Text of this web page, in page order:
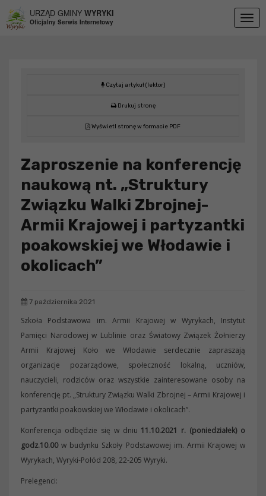
URZĄD GMINY WYRYKI
Oficjalny Serwis Internetowy
Czytaj artykuł (lektor)
Drukuj stronę
Wyświetl stronę w formacie PDF
Zaproszenie na konferencję
naukową nt. „Struktury
Związku Walki Zbrojnej-
Armii Krajowej i partyzantki
poakowskiej we Włodawie i
okolicach”
7 października 2021
Szkoła Podstawowa im. Armii Krajowej w Wyrykach, Instytut
Pamięci Narodowej w Lublinie oraz Światowy Związek Żołnierzy
Armii Krajowej Koło we Włodawie serdecznie zapraszają
organizacje pozarządowe, społeczność lokalną, uczniów,
nauczycieli, rodziców oraz wszystkie zainteresowane osoby na
konferencję pt. „Struktury Związku Walki Zbrojnej – Armii Krajowej i
partyzantki poakowskiej we Włodawie i okolicach”.
Konferencja odbędzie się w dniu 11.10.2021 r. (poniedziałek) o
godz.10.00w budynku Szkoły Podstawowej im. Armii Krajowej w
Wyrykach, Wyryki-Połód 208, 22-205 Wyryki.
Prelegenci: